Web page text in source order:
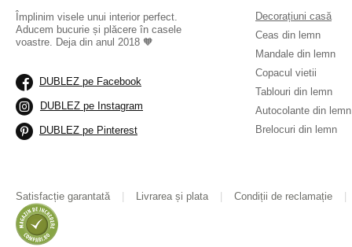
Împlinim visele unui interior perfect.
Aducem bucurie și plăcere în casele
voastre. Deja din anul 2018 🧡
DUBLEZ pe Facebook
DUBLEZ pe Instagram
DUBLEZ pe Pinterest
Decorațiuni casă
Ceas din lemn
Mandale din lemn
Copacul vietii
Tablouri din lemn
Autocolante din lemn
Brelocuri din lemn
Satisfacție garantată Livrarea și plata Condiții de reclamație